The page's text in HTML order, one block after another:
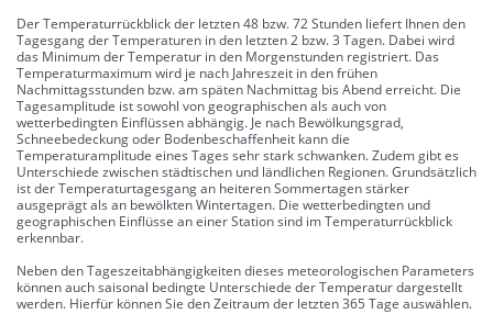
Der Temperaturrückblick der letzten 48 bzw. 72 Stunden liefert Ihnen den
Tagesgang der Temperaturen in den letzten 2 bzw. 3 Tagen. Dabei wird
das Minimum der Temperatur in den Morgenstunden registriert. Das
Temperaturmaximum wird je nach Jahreszeit in den frühen
Nachmittagsstunden bzw. am späten Nachmittag bis Abend erreicht. Die
Tagesamplitude ist sowohl von geographischen als auch von
wetterbedingten Einflüssen abhängig. Je nach Bewölkungsgrad,
Schneebedeckung oder Bodenbeschaffenheit kann die
Temperaturamplitude eines Tages sehr stark schwanken. Zudem gibt es
Unterschiede zwischen städtischen und ländlichen Regionen. Grundsätzlich
ist der Temperaturtagesgang an heiteren Sommertagen stärker
ausgeprägt als an bewölkten Wintertagen. Die wetterbedingten und
geographischen Einflüsse an einer Station sind im Temperaturrückblick
erkennbar.
Neben den Tageszeitabhängigkeiten dieses meteorologischen Parameters
können auch saisonal bedingte Unterschiede der Temperatur dargestellt
werden. Hierfür können Sie den Zeitraum der letzten 365 Tage auswählen.